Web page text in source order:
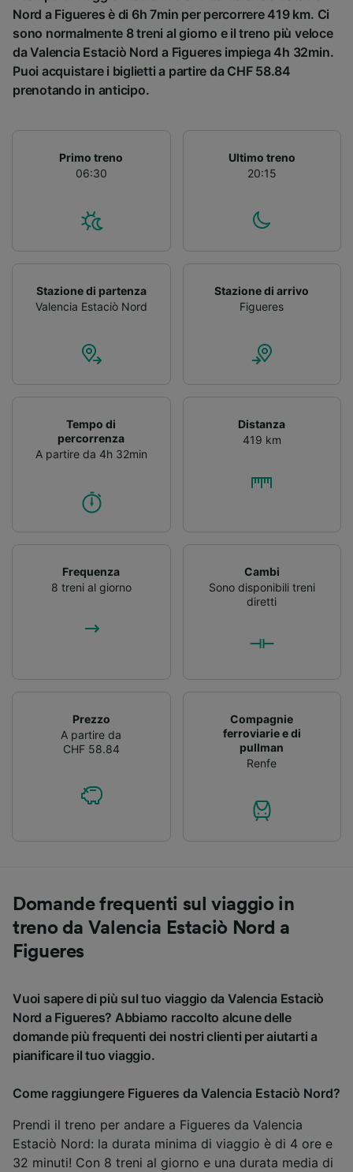
Nord a Figueres è di 6h 7min per percorrere 419 km. Ci
sono normalmente 8 treni al giorno e il treno più veloce
da Valencia Estaciò Nord a Figueres impiega 4h 32min.
Puoi acquistare i biglietti a partire da CHF 58.84
prenotando in anticipo.
Primo treno
06:30
Ultimo treno
20:15
Stazione di partenza
Valencia Estaciò Nord
Stazione di arrivo
Figueres
Tempo di
percorrenza
A partire da 4h 32min
Distanza
419 km
Frequenza
8 treni al giorno
Cambi
Sono disponibili treni
diretti
Prezzo
A partire da
CHF 58.84
Compagnie
ferroviarie e di
pullman
Renfe
Domande frequenti sul viaggio in
treno da Valencia Estaciò Nord a
Figueres
Vuoi sapere di più sul tuo viaggio da Valencia Estaciò
Nord a Figueres? Abbiamo raccolto alcune delle
domande più frequenti dei nostri clienti per aiutarti a
pianificare il tuo viaggio.
Come raggiungere Figueres da Valencia Estaciò Nord?
Prendi il treno per andare a Figueres da Valencia
Estaciò Nord: la durata minima di viaggio è di 4 ore e
32 minuti! Con 8 treni al giorno e una durata media di